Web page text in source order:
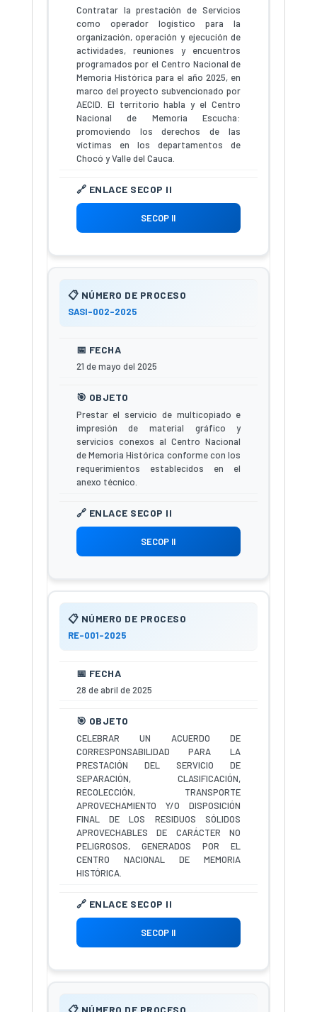
Contratar la prestación de Servicios
como operador logístico para la
organización, operación y ejecución de
actividades, reuniones y encuentros
programados por el Centro Nacional de
Memoria Histórica para el año 2025, en
marco del proyecto subvencionado por
AECID. El territorio habla y el Centro
Nacional de Memoria Escucha:
promoviendo los derechos de las
víctimas en los departamentos de
Chocó y Valle del Cauca.
SECOP II
SASI-002-2025
21 de mayo del 2025
Prestar el servicio de multicopiado e
impresión de material gráfico y
servicios conexos al Centro Nacional
de Memoria Histórica conforme con los
requerimientos establecidos en el
anexo técnico.
SECOP II
RE-001-2025
28 de abril de 2025
CELEBRAR UN ACUERDO DE
CORRESPONSABILIDAD PARA LA
PRESTACIÓN DEL SERVICIO DE
SEPARACIÓN, CLASIFICACIÓN,
RECOLECCIÓN, TRANSPORTE
APROVECHAMIENTO Y/O DISPOSICIÓN
FINAL DE LOS RESIDUOS SÓLIDOS
APROVECHABLES DE CARÁCTER NO
PELIGROSOS, GENERADOS POR EL
CENTRO NACIONAL DE MEMORIA
HISTÓRICA.
SECOP II